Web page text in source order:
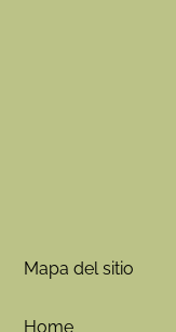
Mapa del sitio
Home